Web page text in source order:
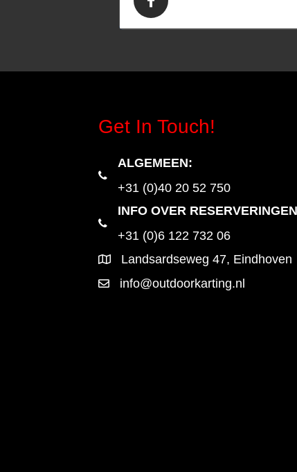
Get In Touch!
ALGEMEEN:
+31 (0)40 20 52 750
INFO OVER
+31 (0)6 122 732 06
Landsardseweg 47, Eindhoven
info@outdoorkarting.nl